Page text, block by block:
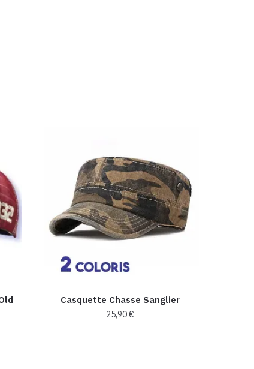
Casquette Chasse Sanglier​
25,90€